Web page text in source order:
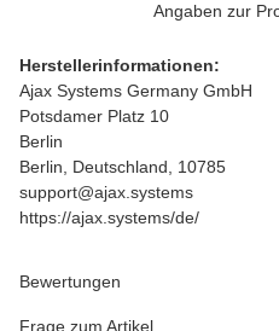
Angaben zur
Herstellerinformationen:
Ajax Systems Germany GmbH
Potsdamer Platz 10
Berlin
Berlin, Deutschland, 10785
support@ajax.systems
https://ajax.systems/de/
Bewertungen
Frage zum Artikel